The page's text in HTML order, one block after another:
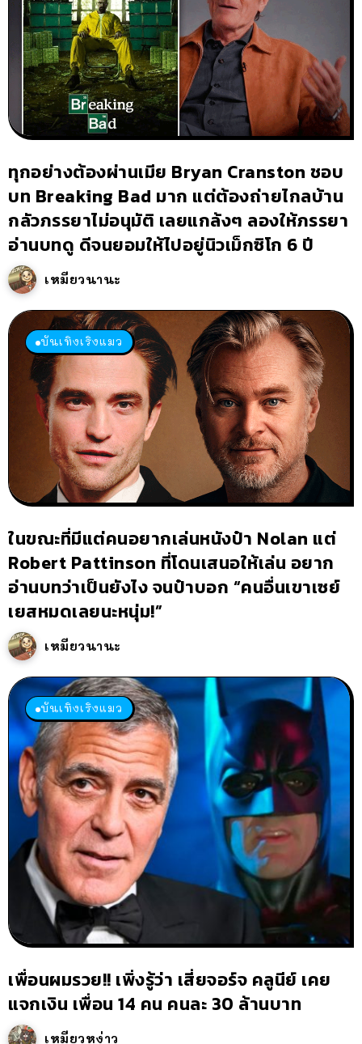
ทุกอย่างต้องผ่านเมีย Bryan Cranston ชอบ
บท Breaking Bad มาก แต่ต้องถ่ายไกลบ้าน
กลัวภรรยาไม่อนุมัติ เลยแกล้งๆ ลองให้ภรรยา
อ่านบทดู ดีจนยอมให้ไปอยู่นิวเม็กซิโก 6 ปี
เหมียวนานะ
บันเทิงเริงแมว
ในขณะที่มีแต่คนอยากเล่นหนังป๋า Nolan แต่
Robert Pattinson ที่โดนเสนอให้เล่น อยาก
อ่านบทว่าเป็นยังไง จนป๋าบอก “คนอื่นเขาเซย์
เยสหมดเลยนะหนุ่ม!”
เหมียวนานะ
บันเทิงเริงแมว
เพื่อนผมรวย!! เพิ่งรู้ว่า เสี่ยจอร์จ คลูนีย์ เคย
แจกเงิน เพื่อน 14 คน คนละ 30 ล้านบาท
เหมียวหง่าว